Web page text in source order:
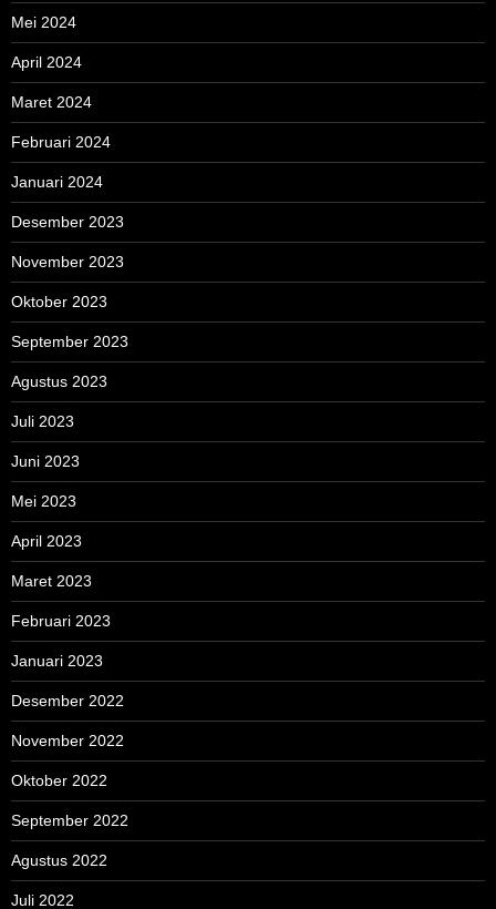
Mei 2024
April 2024
Maret 2024
Februari 2024
Januari 2024
Desember 2023
November 2023
Oktober 2023
September 2023
Agustus 2023
Juli 2023
Juni 2023
Mei 2023
April 2023
Maret 2023
Februari 2023
Januari 2023
Desember 2022
November 2022
Oktober 2022
September 2022
Agustus 2022
Juli 2022